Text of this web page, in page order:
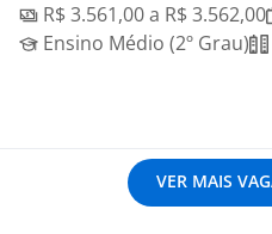
R$ 3.561,00 a R$ 3.562,00
Ensino Médio (2º Grau)
VER MAIS